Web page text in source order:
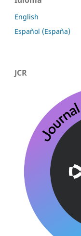
English
Español (España)
JCR